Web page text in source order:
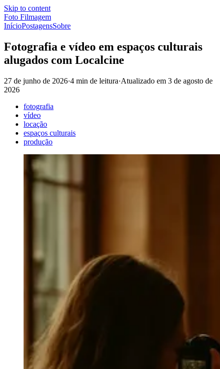
Skip to content
Foto Filmagem
InícioPostagensSobre
Fotografia e vídeo em espaços culturais
alugados com Localcine
27 de junho de 2026·4 min de leitura·Atualizado em 3 de agosto de
2026
fotografia
vídeo
locação
espaços culturais
produção